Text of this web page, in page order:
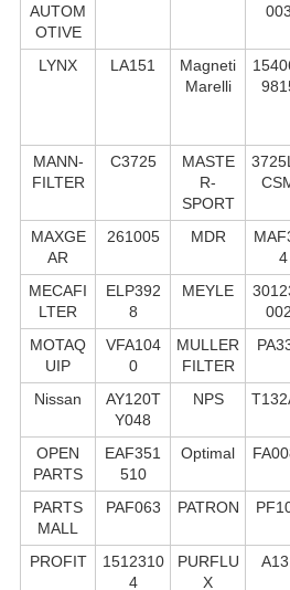
AUTOM
OTIVE
LYNX LA151
Magneti
Marelli
MANN-
FILTER
C3725
MASTE
R-
SPORT
MAXGE
AR
261005 MDR
4
MECAFI
LTER
ELP392
8
MEYLE
MOTAQ
UIP
VFA104
0
MULLER
FILTER
Nissan
AY120T
Y048
NPS
OPEN
PARTS
EAF351
510
Optimal
PARTS
MALL
PAF063 PATRON
PROFIT
1512310
4
PURFLU
X